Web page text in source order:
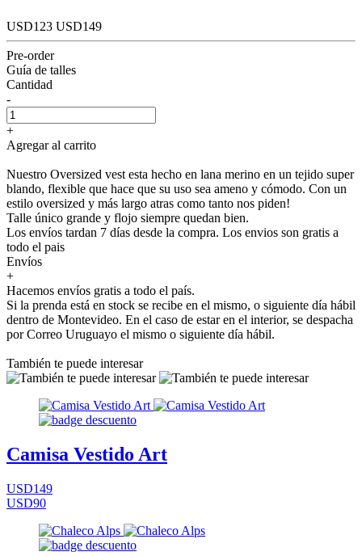
USD123 USD149
Pre-order
Guía de talles
Cantidad
-
+
Agregar al carrito
Nuestro Oversized vest esta hecho en lana merino en un tejido super
blando, flexible que hace que su uso sea ameno y cómodo. Con un
estilo oversized y más largo atras como tanto nos piden!
Talle único grande y flojo siempre quedan bien.
Los envíos tardan 7 días desde la compra. Los envios son gratis a
todo el pais
Envíos
+
Hacemos envíos gratis a todo el país.
Si la prenda está en stock se recibe en el mismo, o siguiente día hábil
dentro de Montevideo. En el caso de estar en el interior, se despacha
por Correo Uruguayo el mismo o siguiente día hábil.
También te puede interesar
Camisa Vestido Art
USD149
USD90